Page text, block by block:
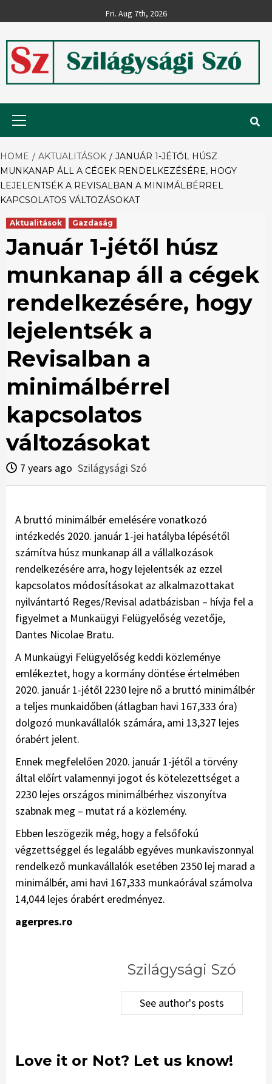
to
Fri. Aug 7th, 2026
Szilágysági
Szó
HOME AKTUALITÁSOK
JANUÁR 1-JÉTŐL HÚSZ
MUNKANAP ÁLL A CÉGEK RENDELKEZÉSÉRE, HOGY
LEJELENTSÉK A REVISALBAN A MINIMÁLBÉRREL
KAPCSOLATOS VÁLTOZÁSOKAT
Aktualitások Gazdaság
Január 1-jétől húsz
munkanap áll a cégek
rendelkezésére, hogy
lejelentsék a
Revisalban a
minimálbérrel
kapcsolatos
változásokat
7 years ago Szilágysági Szó
A bruttó minimálbér emelésére vonatkozó
intézkedés 2020. január 1-jei hatályba lépésétől
számítva húsz munkanap áll a vállalkozások
rendelkezésére arra, hogy lejelentsék az ezzel
kapcsolatos módosításokat az alkalmazottakat
nyilvántartó Reges/Revisal adatbázisban – hívja fel a
figyelmet a Munkaügyi Felügyelőség vezetője,
Dantes Nicolae Bratu.
A Munkaügyi Felügyelőség keddi közleménye
emlékeztet, hogy a kormány döntése értelmében
2020. január 1-jétől 2230 lejre nő a bruttó minimálbér
a teljes munkaidőben (átlagban havi 167,333 óra)
dolgozó munkavállalók számára, ami 13,327 lejes
órabért jelent.
Ennek megfelelően 2020. január 1-jétől a törvény
által előírt valamennyi jogot és kötelezettséget a
2230 lejes országos minimálbérhez viszonyítva
szabnak meg – mutat rá a közlemény.
Ebben leszögezik még, hogy a felsőfokú
végzettséggel és legalább egyéves munkaviszonnyal
rendelkező munkavállalók esetében 2350 lej marad a
minimálbér, ami havi 167,333 munkaórával számolva
14,044 lejes órabért eredményez.
agerpres.ro
Szilágysági Szó
See author's posts
Love it or Not? Let us know!